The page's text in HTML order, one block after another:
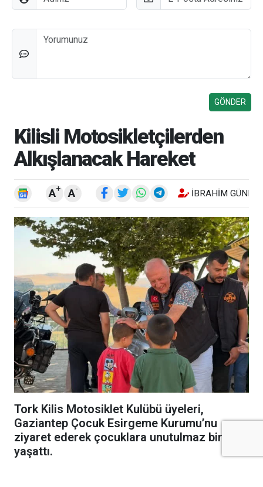
Düşünceleriniz
Kilisli Motosikletçilerden
Alkışlanacak Hareket
A+ A- İBRAHIM GÜNEŞ
Tork Kilis Motosiklet Kulübü üyeleri,
Gaziantep Çocuk Esirgeme Kurumu’nu
ziyaret ederek çocuklara unutulmaz bir gün
yaşattı.